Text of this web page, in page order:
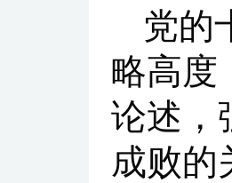
党的
略高度
论述，
成败的